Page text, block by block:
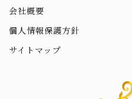
会社概要
個人情報保護方針
サイトマップ